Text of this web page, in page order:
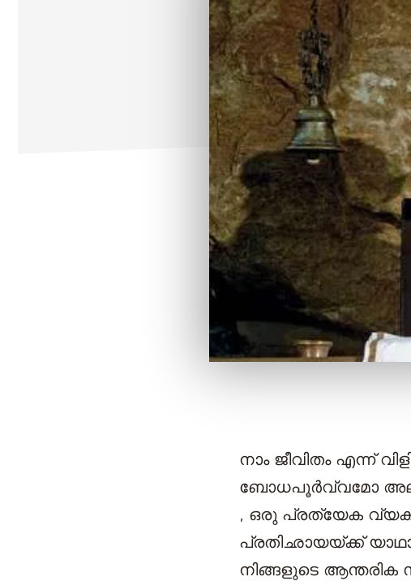
നാം ജീവിതം എന്ന്
ബോധപൂർവ്വമോ
, ഒരു പ്രത്യേക
പ്രതിഛായയ്ക്ക്
നിങ്ങളുടെ